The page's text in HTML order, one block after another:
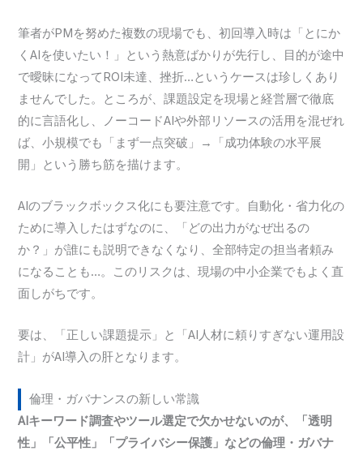
筆者がPMを努めた複数の現場でも、初回導入時は「とにか
くAIを使いたい！」という熱意ばかりが先行し、目的が途中
で曖昧になってROI未達、挫折…というケースは珍しくあり
ませんでした。ところが、課題設定を現場と経営層で徹底
的に言語化し、ノーコードAIや外部リソースの活用を混ぜれ
ば、小規模でも「まず一点突破」→「成功体験の水平展
開」という勝ち筋を描けます。
AIのブラックボックス化にも要注意です。自動化・省力化の
ために導入したはずなのに、「どの出力がなぜ出るの
か？」が誰にも説明できなくなり、全部特定の担当者頼み
になることも…。このリスクは、現場の中小企業でもよく直
面しがちです。
要は、「正しい課題提示」と「AI人材に頼りすぎない運用設
計」がAI導入の肝となります。
倫理・ガバナンスの新しい常識
AIキーワード調査やツール選定で欠かせないのが、「透明
性」「公平性」「プライバシー保護」などの倫理・ガバナ